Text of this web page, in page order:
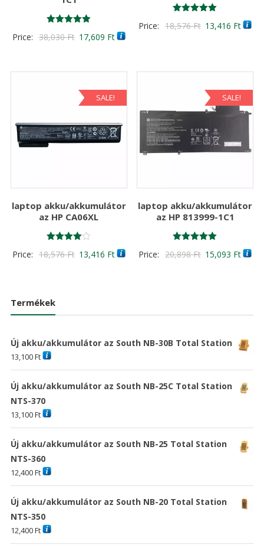
5.00
Price: 38,030Ft Original
17,609 FtCurrent
5.00
Price: 18,576Ft Original
18,576 Ft
13,416 Ft
SALE!
laptop akku/akkumulátor
az HP CA06XL
4.00
Price: 18,576Ft Original
13,416 FtCurrent
SALE!
laptop akku/akkumulátor
az HP 813999-1C1
5.00
Price: 20,898Ft Original
15,093 Ft
Termékek
Új akku/akkumulátor az South NB-30B Total Station
13,100Ft
Új akku/akkumulátor az South NB-25C Total Station
NTS-370
13,100Ft
Új akku/akkumulátor az South NB-25 Total Station
NTS-360
12,400Ft
Új akku/akkumulátor az South NB-20 Total Station
NTS-350
12,400Ft